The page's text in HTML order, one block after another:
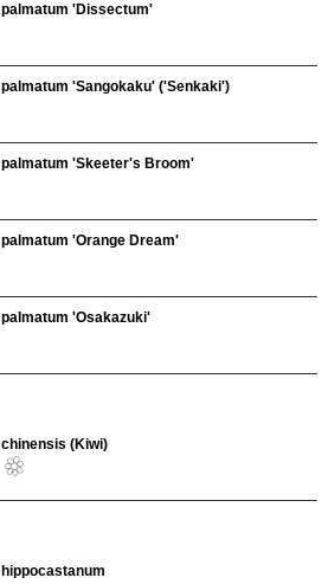
palmatum 'Dissectum'
palmatum 'Sangokaku' ('Senkaki')
palmatum 'Skeeter's Broom'
palmatum 'Orange Dream'
palmatum 'Osakazuki'
chinensis (Kiwi)
hippocastanum